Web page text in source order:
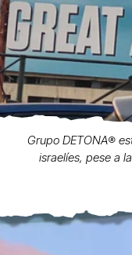
Grupo DETONA®️
israelíes, pese a